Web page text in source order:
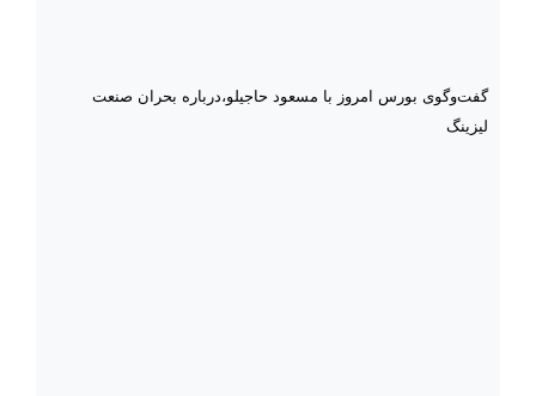
گفت‌وگوی بورس امروز با مسعود حاجیلو،درباره بحران صنعت
لیزینگ